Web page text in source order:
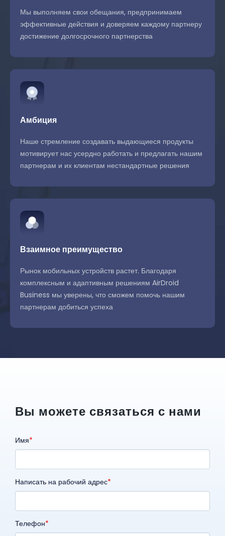
Мы выполняем свои обещания, предпринимаем
эффективные действия и доверяем каждому партнеру
достижение долгосрочного партнерства
Амбиция
Наше стремление создавать выдающиеся продукты
мотивирует нас усердно работать и предлагать нашим
партнерам и их клиентам нестандартные решения
Взаимное преимущество
Рынок мобильных устройств растет. Благодаря
комплексным и адаптивным решениям AirDroid
Business мы уверены, что сможем помочь нашим
партнерам добиться успеха
Вы можете связаться с нами
Имя
Написать на рабочий адрес
Телефон